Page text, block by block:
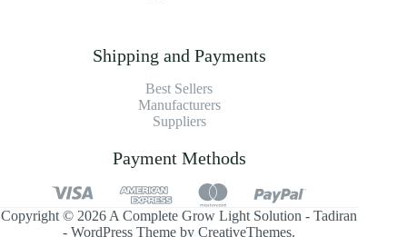
Shipping and Payments
Best Sellers
Manufacturers
Suppliers
Payment Methods
Copyright © 2026 A Complete Grow Light Solution - Tadiran
- WordPress Theme byCreativeThemes.